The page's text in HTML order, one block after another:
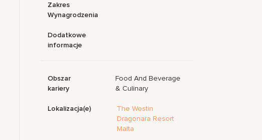
Zakres
Wynagrodzenia
Dodatkowe
informacje
Obszar
kariery
Food And Beverage
& Culinary
Lokalizacja(e)
The Westin
Dragonara Resort
Malta